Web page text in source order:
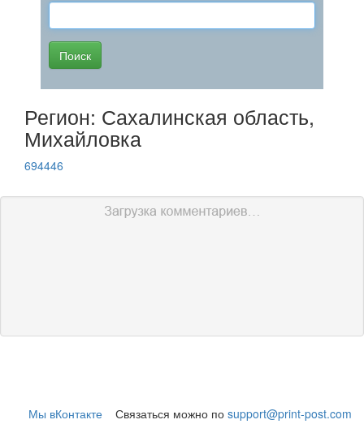
Регион: Сахалинская область,
Михайловка
694446
Мы вКонтакте Связаться можно по support@print-post.com